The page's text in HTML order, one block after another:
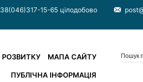
15-65 цілодобово
МАПА САЙТУ
ПУБЛІЧНА ІНФОРМАЦІЯ